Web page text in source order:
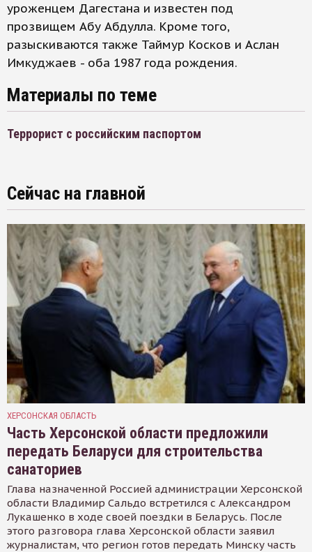
уроженцем Дагестана и известен под
прозвищем Абу Абдулла. Кроме того,
разыскиваются также Таймур Косков и Аслан
Имкуджаев - оба 1987 года рождения.
Материалы по теме
Террорист с российским паспортом
Сейчас на главной
ХЕРСОНСКАЯ ОБЛАСТЬ
Часть Херсонской области предложили
передать Беларуси для строительства
санаториев
Глава назначенной Россией администрации Херсонской
области Владимир Сальдо встретился с Александром
Лукашенко в ходе своей поездки в Беларусь. После
этого разговора глава Херсонской области заявил
журналистам, что регион готов передать Минску часть